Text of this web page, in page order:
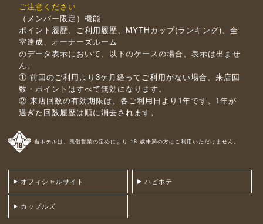
ご注意ください
（メンバー限定）機能
ポイント履歴、ご利用履歴、MYTHカップ(ランキング)、全
室達成、オーナーズルーム
のデータ表示において、以下のケースの場合、表示は出ませ
ん。
① 前回のご利用より3ケ月経ってご利用がない場合、来店回
数・ポイントはすべて無効になります。
② 来店回数の有効期限は、各ご利用日より1年です。1年が
過ぎた回数履歴は順に消去されます。
当ホテルは、風俗営業の定めにより 18 歳未満の方はご利用いただけません。
オフィシャルサイト ハピホテ
カップルズ